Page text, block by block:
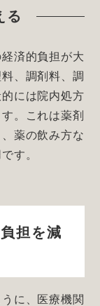
る
済的負担が大
、調剤料、調
には院内処方
。これは薬剤
薬の飲み方な
す。
担を減
に、医療機関